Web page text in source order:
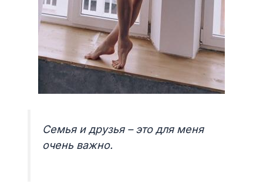
Семья и друзья – это для меня
очень важно.